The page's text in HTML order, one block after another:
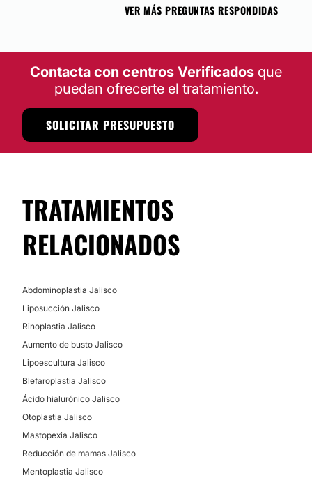
VER MÁS PREGUNTAS RESPONDIDAS
Contacta con centros Verificados que
puedan ofrecerte el tratamiento.
SOLICITAR PRESUPUESTO
TRATAMIENTOS
RELACIONADOS
Abdominoplastia Jalisco
Liposucción Jalisco
Rinoplastia Jalisco
Aumento de busto Jalisco
Lipoescultura Jalisco
Blefaroplastia Jalisco
Ácido hialurónico Jalisco
Otoplastia Jalisco
Mastopexia Jalisco
Reducción de mamas Jalisco
Mentoplastia Jalisco